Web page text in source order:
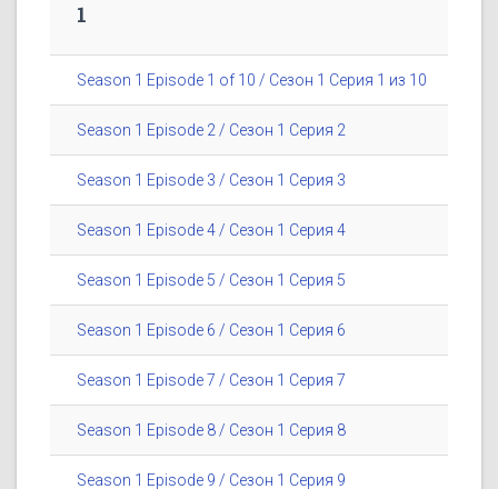
1
Season 1 Episode 1 of 10 / Сезон 1 Серия 1 из 10
Season 1 Episode 2 / Сезон 1 Серия 2
Season 1 Episode 3 / Сезон 1 Серия 3
Season 1 Episode 4 / Сезон 1 Серия 4
Season 1 Episode 5 / Сезон 1 Серия 5
Season 1 Episode 6 / Сезон 1 Серия 6
Season 1 Episode 7 / Сезон 1 Серия 7
Season 1 Episode 8 / Сезон 1 Серия 8
Season 1 Episode 9 / Сезон 1 Серия 9